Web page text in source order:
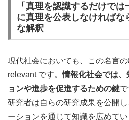
「真理を認識するだけで
に真理を公表しなければな
な解釈
現代社会においても、この名言
relevant です。情報化社会では、
ョンや進歩を促進するための鍵
研究者は自らの研究成果を公開
ーションを通じて知識を広めて